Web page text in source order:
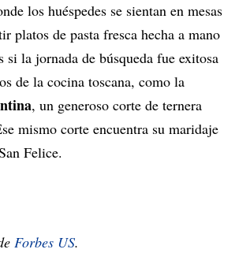
los huéspedes se sientan en mesas
platos de pasta fresca hecha a mano
la jornada de búsqueda fue exitosa
de la cocina toscana, como la
, un generoso corte de ternera
mismo corte encuentra su maridaje
Felice.
Forbes US.